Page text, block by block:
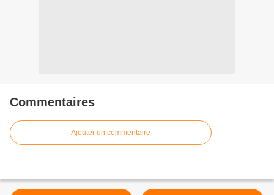
Commentaires
Ajouter un commentaire